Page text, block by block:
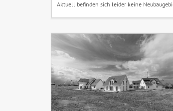
Aktuell befinden sich leider keine